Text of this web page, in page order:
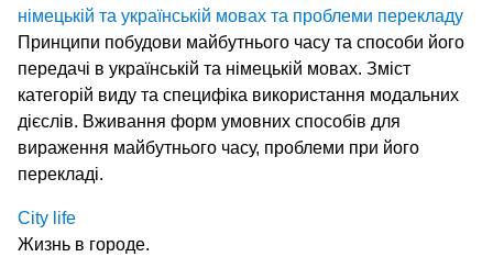
німецькій та українській мовах та проблеми перекладу
Принципи побудови майбутнього часу та способи його
передачі в українській та німецькій мовах. Зміст
категорій виду та специфіка використання модальних
дієслів. Вживання форм умовних способів для
вираження майбутнього часу, проблеми при його
перекладі.
City life
Жизнь в городе.